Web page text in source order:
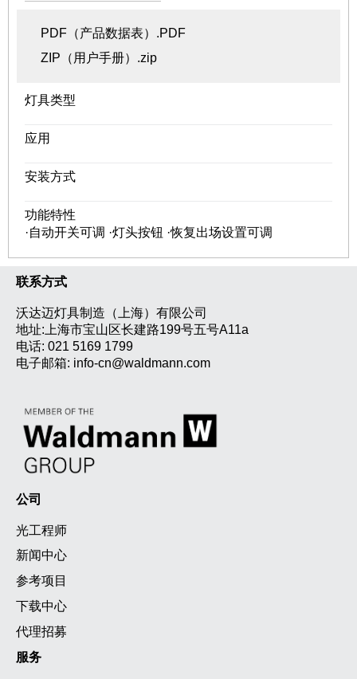
PDF（产品数据表）.PDF
ZIP（用户手册）.zip
灯具类型
应用
安装方式
功能特性
·自动开关可调 ·灯头按钮 ·恢复出场设置可调
联系方式
沃达迈灯具制造（上海）有限公司
地址:上海市宝山区长建路199号五号A11a
电话: 021 5169 1799
电子邮箱: info-cn@waldmann.com
公司
光工程师
新闻中心
参考项目
下载中心
代理招募
服务